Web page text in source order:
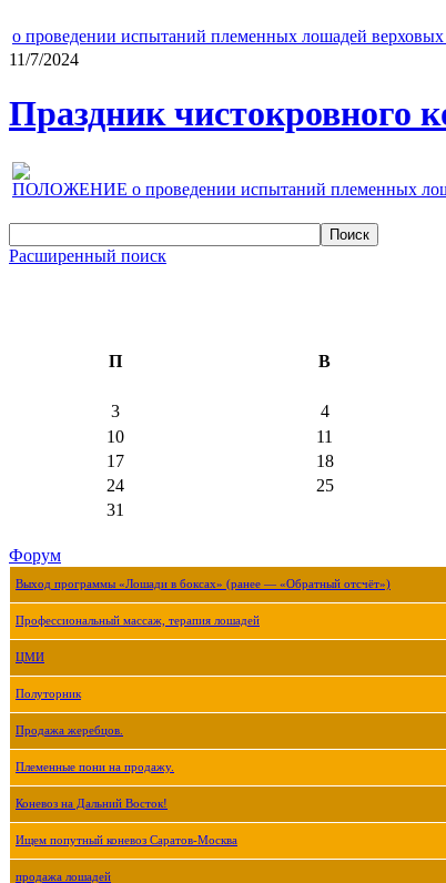
о проведении испытаний племенных лошадей
11/7/2024
Праздник чистокровного
ПОЛОЖЕНИЕ о проведении испытаний племенных
Расширенный поиск
П В
3
4
10
11
17
18
24
25
31
Форум
Выход программы «Лошади в боксах» (ранее — «Обратный отсчёт»)
Профессиональный массаж, терапия лошадей
ЦМИ
Полуторник
Продажа жеребцов.
Племенные пони на продажу.
Коневоз на Дальний Восток!
Ищем попутный коневоз Саратов-Москва
продажа лошадей